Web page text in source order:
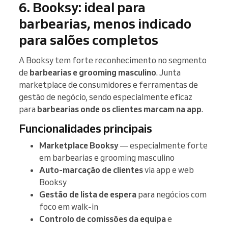
6. Booksy: ideal para
barbearias, menos indicado
para salões completos
A Booksy tem forte reconhecimento no segmento
de barbearias e grooming masculino. Junta
marketplace de consumidores e ferramentas de
gestão de negócio, sendo especialmente eficaz
para barbearias onde os clientes marcam na app.
Funcionalidades principais
Marketplace Booksy— especialmente forte
em barbearias e grooming masculino
Auto-marcação de clientesvia app e web
Booksy
Gestão de lista de espera para negócios com
foco em walk-in
Controlo de comissões da equipae